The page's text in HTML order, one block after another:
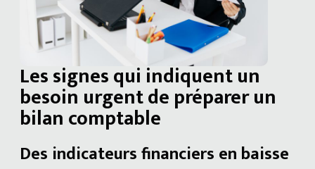
Les signes qui indiquent un
besoin urgent de préparer un
bilan comptable
Des indicateurs financiers en baisse